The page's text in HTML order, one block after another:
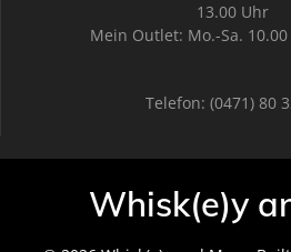
13.00 Uhr
Mein Outlet: Mo.-Sa.
Telefon: (0471) 80
Whisk(e)y